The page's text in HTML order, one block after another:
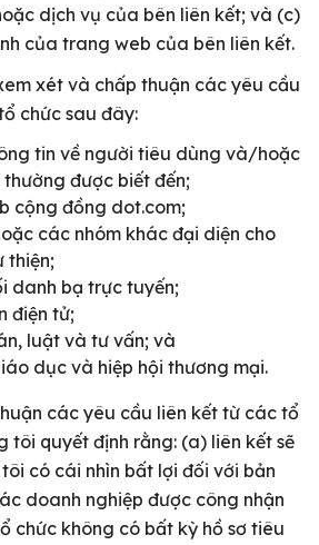
dịch vụ của bên liên kết; và (c)
của trang web của bên liên kết.
xét và chấp thuận các yêu cầu
chức sau đây:
tin về người tiêu dùng và/hoặc
được biết đến;
cộng đồng dot.com;
các nhóm khác đại diện cho
thiện;
danh bạ trực tuyến;
điện tử;
luật và tư vấn; và
dục và hiệp hội thương mại.
các yêu cầu liên kết từ các tổ
tôi quyết định rằng: (a) liên kết sẽ
có cái nhìn bất lợi đối với bản
doanh nghiệp được công nhận
chức không có bất kỳ hồ sơ tiêu